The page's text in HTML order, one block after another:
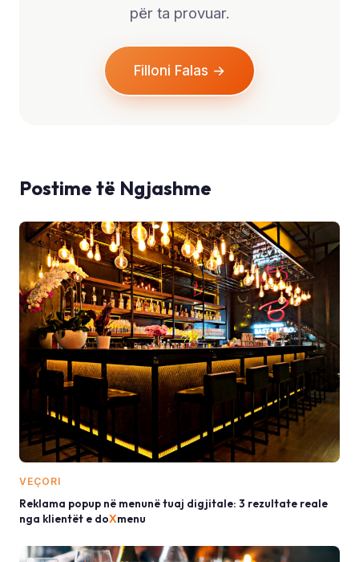
për ta provuar.
Filloni Falas →
Postime të Ngjashme
VEÇORI
Reklama popup në menunë tuaj digjitale: 3 rezultate reale
nga klientët e doXmenu